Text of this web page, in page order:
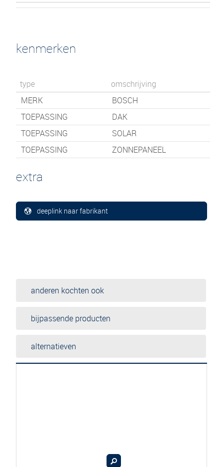
kenmerken
type
omschrijving
MERK
BOSCH
TOEPASSING
DAK
TOEPASSING
SOLAR
TOEPASSING
ZONNEPANEEL
extra
deeplink naar fabrikant
anderen kochten ook
bijpassende producten
alternatieven